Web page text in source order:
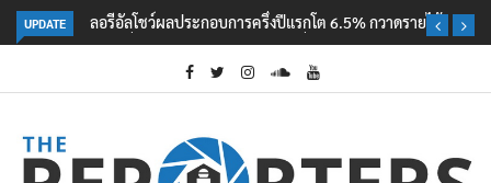
UPDATE
ลอรีอัลโชว์ผลประกอบการครึ่งปีแรกโต 6.5% กวาดรายได้ 2.3 หมื่นล้านยูโร
คว้าไลเซนส์ ‘กุชชี่’ 50 ปี พร้อมส่ง 4 แบรนด์ใหม่บุกตลาดไทย